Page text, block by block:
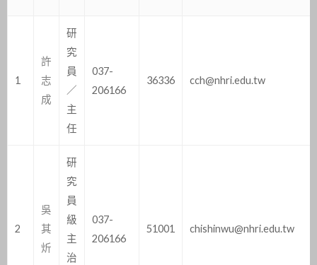
1
許
志
成
研
究
員
／
主
任
037-
206166
36336 cch@nhri.edu.tw
2
吳
其
炘
研
究
員
級
主
治
037-
206166
51001 chishinwu@nhri.edu.tw